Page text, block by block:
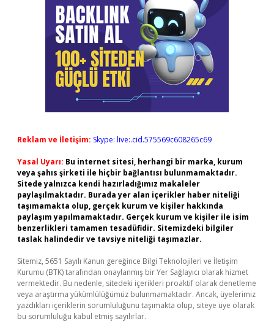
Reklam ve İletişim: Skype: live:.cid.575569c608265c69
Yasal Uyarı: Bu internet sitesi, herhangi bir marka, kurum
veya şahıs şirketi ile hiçbir bağlantısı bulunmamaktadır.
Sitede yalnızca kendi hazırladığımız makaleler
paylaşılmaktadır. Burada yer alan içerikler haber niteliği
taşımamakta olup, gerçek kurum ve kişiler hakkında
paylaşım yapılmamaktadır. Gerçek kurum ve kişiler ile isim
benzerlikleri tamamen tesadüfidir. Sitemizdeki bilgiler
taslak halindedir ve tavsiye niteliği taşımazlar.
Sitemiz, 5651 Sayılı Kanun gereğince Bilgi Teknolojileri ve İletişim
Kurumu (BTK) tarafından onaylanmış bir Yer Sağlayıcı olarak hizmet
vermektedir. Bu nedenle, sitedeki içerikleri proaktif olarak denetleme
veya araştırma yükümlülüğümüz bulunmamaktadır. Ancak, üyelerimiz
yazdıkları içeriklerin sorumluluğunu taşımakta olup, siteye üye olarak
bu sorumluluğu kabul etmiş sayılırlar.